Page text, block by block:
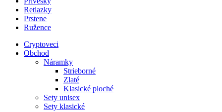
Retiazky
Prstene
Ružence
Cryptoveci
Obchod
Náramky
Strieborné
Zlaté
Klasické ploché
Sety unisex
Sety klasické